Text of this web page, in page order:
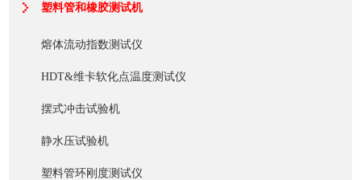
塑料管和橡胶测试机
熔体流动指数测试仪
HDT&维卡软化点温度测试仪
摆式冲击试验机
静水压试验机
塑料管环刚度测试仪